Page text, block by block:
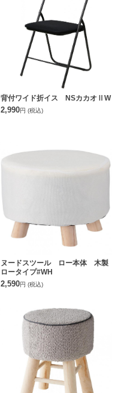
背付ワイド折イス NSカカオⅡW
2,990円 (税込)
ヌードスツール ロー本体 木製
ロータイプ#WH
2,590円 (税込)